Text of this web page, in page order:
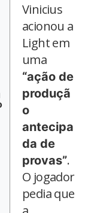
Vinicius
acionou a
Light em
uma
“ação de
produçã
o
antecipa
da de
provas”.
O jogador
pedia que